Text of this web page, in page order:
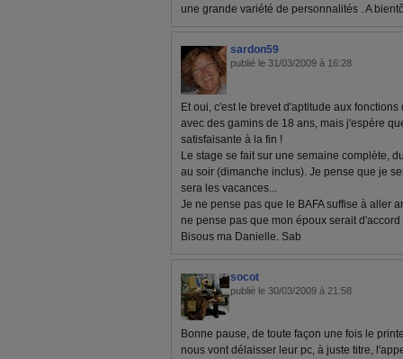
une grande variété de personnalités . A
sardon59
publié le 31/03/2009 à 16:28
Et oui, c'est le brevet d'aptitude aux
avec des gamins de 18 ans, mais j'espère
satisfaisante à la fin !
Le stage se fait sur une semaine complète,
au soir (dimanche inclus). Je pense que je
sera les vacances...
Je ne pense pas que le BAFA suffise à aller
ne pense pas que mon époux serait d'accord
Bisous ma Danielle. Sab
socot
publié le 30/03/2009 à 21:58
Bonne pause, de toute façon une fois le
nous vont délaisser leur pc, à juste titre,